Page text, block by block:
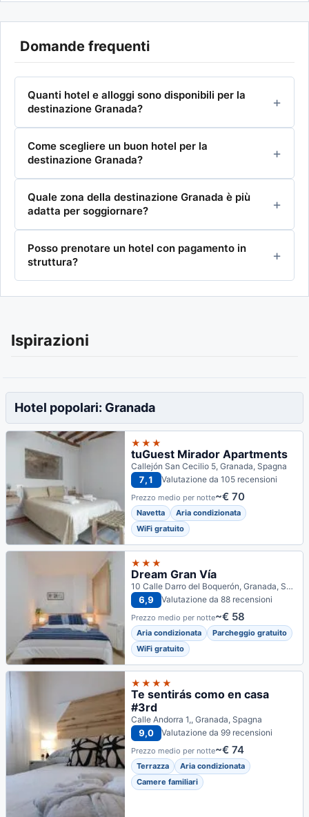
Domande frequenti
Quanti hotel e alloggi sono disponibili per la
destinazione Granada?
Come scegliere un buon hotel per la
destinazione Granada?
Quale zona della destinazione Granada è più
adatta per soggiornare?
Posso prenotare un hotel con pagamento in
struttura?
Ispirazioni
Hotel popolari: Granada
★★★
tuGuest Mirador Apartments
Callejón San Cecilio 5, Granada, Spagna
7,1 Valutazione da 105 recensioni
Prezzo medio per notte~€ 70
Navetta
Aria condizionata
WiFi gratuito
★★★
Dream Gran Vía
10 Calle Darro del Boquerón, Granada, Spagna
6,9 Valutazione da 88 recensioni
Prezzo medio per notte~€ 58
Aria condizionata
Parcheggio gratuito
WiFi gratuito
★★★★
Te sentirás como en casa
#3rd
Calle Andorra 1,, Granada, Spagna
9,0 Valutazione da 99 recensioni
Prezzo medio per notte~€ 74
Terrazza
Aria condizionata
Camere familiari